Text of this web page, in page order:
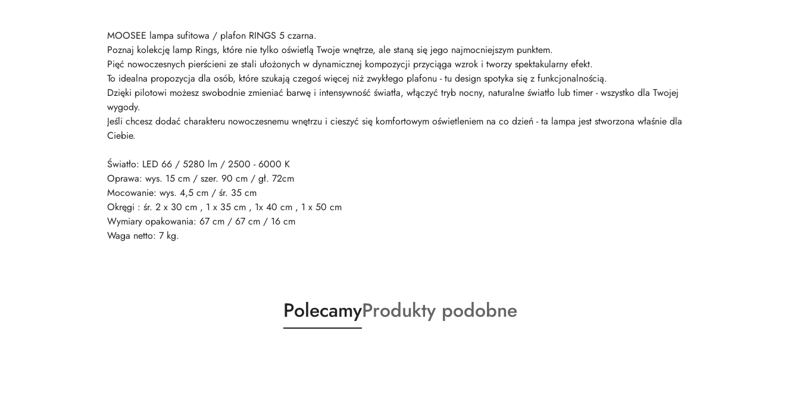
MOOSEE lampa sufitowa / plafon RINGS 5 czarna.
Poznaj kolekcję lamp Rings, które nie tylko oświetlą Twoje wnętrze, ale staną się jego najmocniejszym punktem.
Pięć nowoczesnych pierścieni ze stali ułożonych w dynamicznej kompozycji przyciąga wzrok i tworzy spektakularny efekt.
To idealna propozycja dla osób, które szukają czegoś więcej niż zwykłego plafonu - tu design spotyka się z funkcjonalnością.
Dzięki pilotowi możesz swobodnie zmieniać barwę i intensywność światła, włączyć tryb nocny, naturalne światło lub timer - wszystko dla Twojej
wygody.
Jeśli chcesz dodać charakteru nowoczesnemu wnętrzu i cieszyć się komfortowym oświetleniem na co dzień - ta lampa jest stworzona właśnie dla
Ciebie.
Światło: LED 66 / 5280 lm / 2500 - 6000 K
Oprawa: wys. 15 cm / szer. 90 cm / gł. 72cm
Mocowanie: wys. 4,5 cm / śr. 35 cm
Okręgi : śr. 2 x 30 cm , 1 x 35 cm , 1x 40 cm , 1 x 50 cm
Wymiary opakowania: 67 cm / 67 cm / 16 cm
Waga netto: 7 kg.
Produkty
o
PolecamyProdukty
o
Produkty podobne